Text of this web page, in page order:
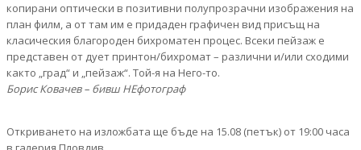
копирани оптически в позитивни полупрозрачни изображения на
план филм, а от там им е придаден графичен вид присъщ на
класическия благороден бихроматен процес. Всеки пейзаж е
представен от дует принтон/бихромат – различни и/или сходими
както „град“ и „пейзаж“. Той-я на Него-то.
Борис Ковачев – бивш НЕфотограф
Откриването на изложбата ще бъде на 15.08 (петък) от 19:00 часа